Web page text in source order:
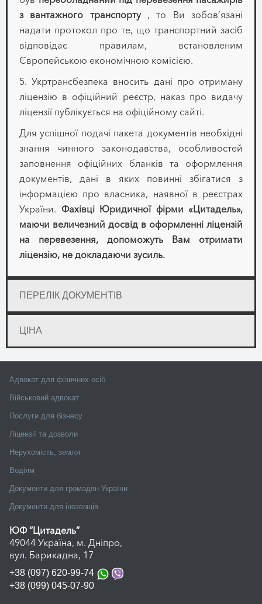
з вантажного транспорту, то Ви зобов’язані
надати протокол про те, що транспортний засіб
відповідає правилам, встановленим
Європейською економічною комісією.
5. Укртрансбезпека вносить дані про отриману
ліцензію в офіційний реєстр, наказ про видачу
ліцензії публікується на офіційному сайті.
Для успішної подачі пакета документів необхідні
знання чинного законодавства, особливостей
заповнення офіційних бланків та оформлення
документів, дані в яких повинні збігатися з
інформацією про власника, наявної в реєстрах
України. Фахівці Юридичної фірми «Цитадель»,
маючи величезний досвід в оформленні ліцензій
на перевезення, допоможуть Вам отримати
ліцензію, не докладаючи зусиль.
ПЕРЕЛІК ДОКУМЕНТІВ
ЦІНА
Адвокат для фізичних осіб
Військовий адвокат
Послуги для бізнесу
Ліцензії та дозволи
Нерухомість, земля
Водіям
Документи для громадян України
Документи для іноземців
ЮФ “Цитадель”
49044 Україна, м. Дніпро,
вул. Барикадна, 17
+38 (097) 620-99-74
+38 (099) 045-07-90